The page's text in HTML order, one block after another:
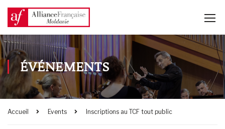
ÉVÉNEMENTS
Accueil Events Inscriptions au TCF tout public